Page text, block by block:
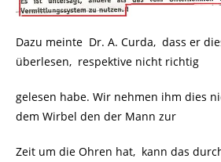
Dazu meinte Dr. A. Curda, dass er
überlesen, respektive nicht richtig
gelesen habe. Wir nehmen ihm dies
dem Wirbel den der Mann zur
Zeit um die Ohren hat, kann das